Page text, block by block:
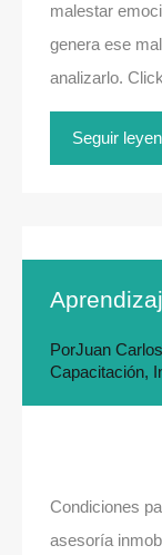
malestar
genera ese
analizarlo.
Seguir
PorJuan
Capacitación,
Condiciones
asesoría